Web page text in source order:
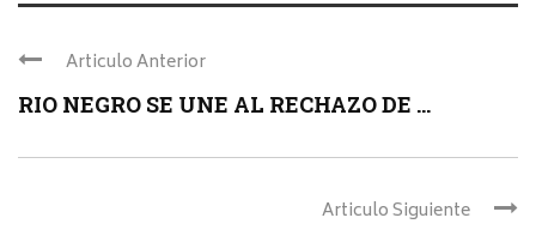
Articulo Anterior
RIO NEGRO SE UNE AL RECHAZO DE ...
Articulo Siguiente